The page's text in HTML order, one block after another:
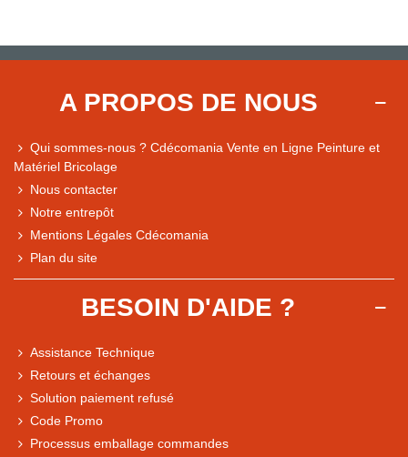
A PROPOS DE NOUS
Qui sommes-nous ? Cdécomania Vente en Ligne Peinture et
Matériel Bricolage
Nous contacter
Notre entrepôt
Mentions Légales Cdécomania
Plan du site
BESOIN D'AIDE ?
Assistance Technique
Retours et échanges
Solution paiement refusé
Code Promo
Processus emballage commandes